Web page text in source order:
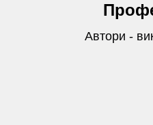
Автори -